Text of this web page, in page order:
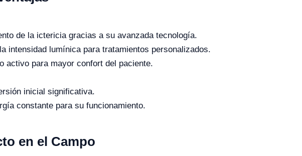
de la ictericia gracias a su avanzada tecnología.
intensidad lumínica para tratamientos personalizados.
activo para mayor confort del paciente.
inicial significativa.
constante para su funcionamiento.
en el Campo